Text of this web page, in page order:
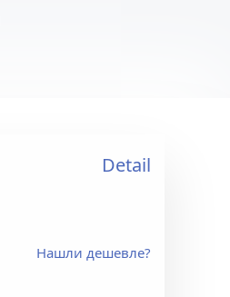
Detail
Нашли дешевле?